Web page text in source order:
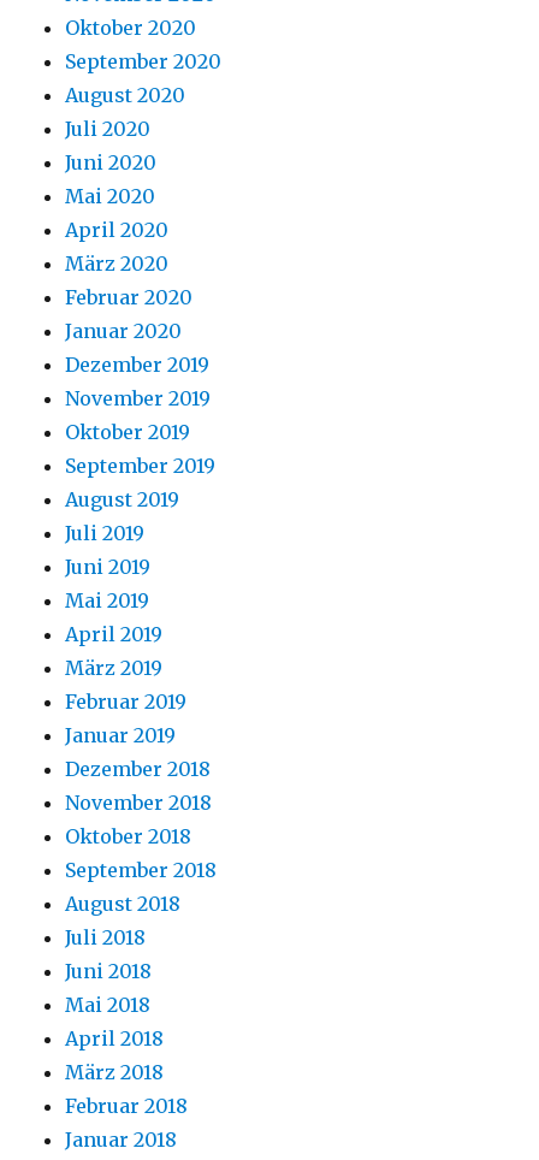
Oktober 2020
September 2020
August 2020
Juli 2020
Juni 2020
Mai 2020
April 2020
März 2020
Februar 2020
Januar 2020
Dezember 2019
November 2019
Oktober 2019
September 2019
August 2019
Juli 2019
Juni 2019
Mai 2019
April 2019
März 2019
Februar 2019
Januar 2019
Dezember 2018
November 2018
Oktober 2018
September 2018
August 2018
Juli 2018
Juni 2018
Mai 2018
April 2018
März 2018
Februar 2018
Januar 2018